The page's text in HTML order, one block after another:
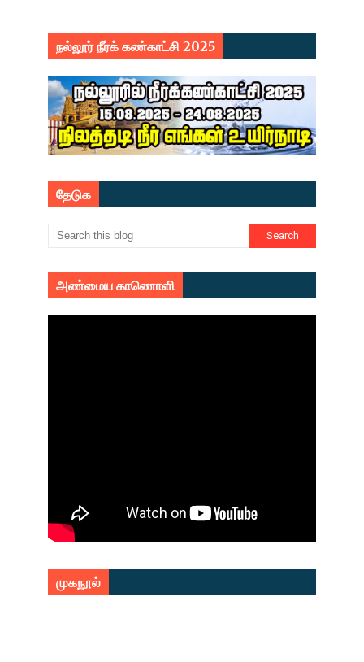
நல்லூர் நீர்க் கண்காட்சி 2025
தேடுக
அண்மைய காணொளி
முகநூல்